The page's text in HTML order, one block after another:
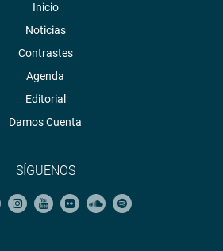
Inicio
Noticias
Contrastes
Agenda
Editorial
Damos Cuenta
SÍGUENOS